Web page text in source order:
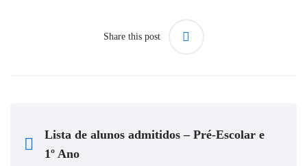
Share this post
Lista de alunos admitidos – Pré-Escolar e
1º Ano